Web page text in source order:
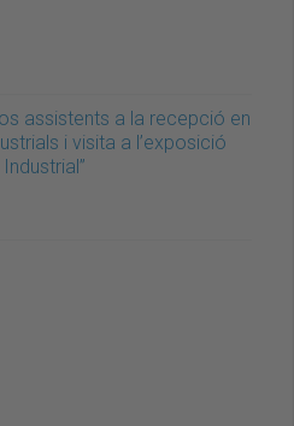
assistents a la recepció en
i visita a l’exposició